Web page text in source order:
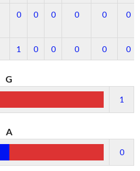
0 0 0 0 0 0
1 0 0 0 0 0
G
1
A
0